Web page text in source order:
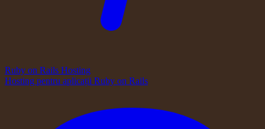
Ruby on Rails Hosting
Hosting pentru aplicații Ruby on Rails